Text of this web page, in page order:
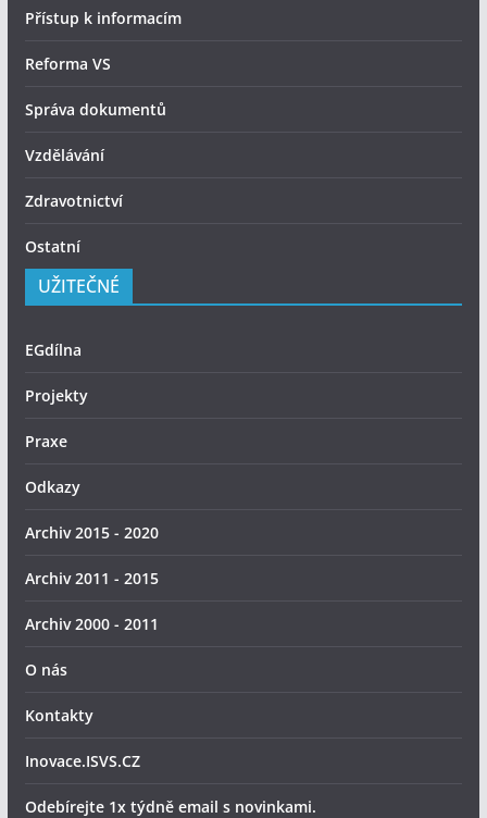
Přístup k informacím
Reforma VS
Správa dokumentů
Vzdělávání
Zdravotnictví
Ostatní
UŽITEČNÉ
EGdílna
Projekty
Praxe
Odkazy
Archiv 2015 - 2020
Archiv 2011 - 2015
Archiv 2000 - 2011
O nás
Kontakty
Inovace.ISVS.CZ
Odebírejte 1x týdně email s novinkami.